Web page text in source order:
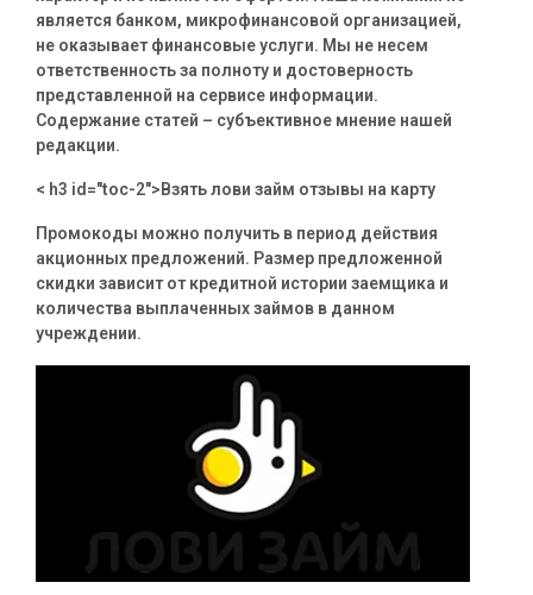
является банком, микрофинансовой организацией,
не оказывает финансовые услуги. Мы не несем
ответственность за полноту и достоверность
представленной на сервисе информации.
Содержание статей – субъективное мнение нашей
редакции.
< h3 id="toc-2">Взять лови займ отзывы на карту
Промокоды можно получить в период действия
акционных предложений. Размер предложенной
скидки зависит от кредитной истории заемщика и
количества выплаченных займов в данном
учреждении.